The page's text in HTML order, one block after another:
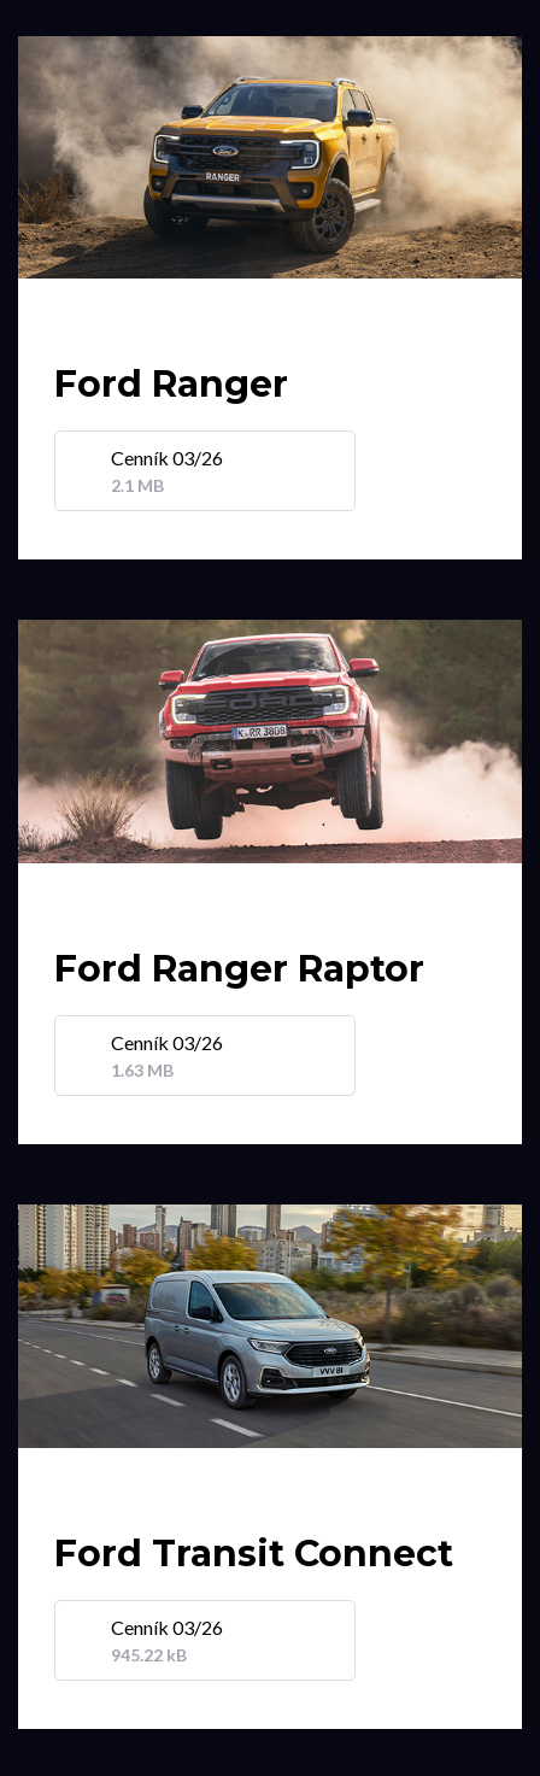
Ford Ranger
Cenník 03/26
2.1 MB
Ford Ranger Raptor
Cenník 03/26
1.63 MB
Ford Transit Connect
Cenník 03/26
945.22 kB